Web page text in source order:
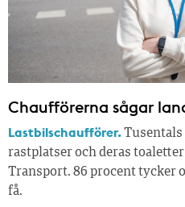
Chaufförerna sågar
Lastbilschaufförer.Tusentals
rastplatser och deras
Transport. 86 procent tycker
få.